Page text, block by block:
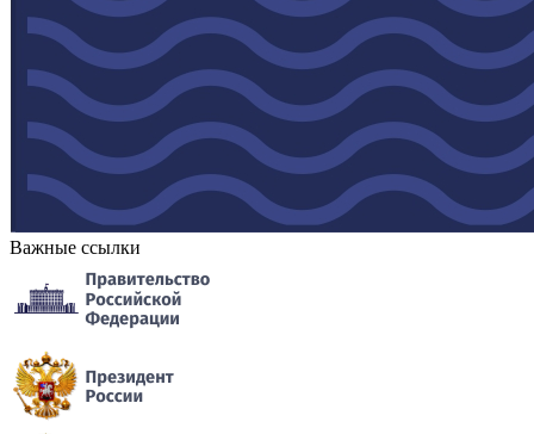
Важные ссылки